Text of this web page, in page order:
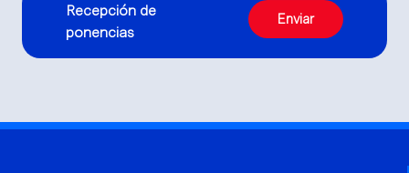
Recepción de
ponencias
Enviar